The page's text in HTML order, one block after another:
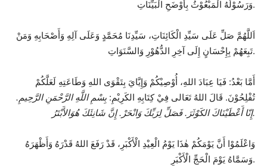
وَرَسُوْلُهُ الْمَبْعُوْثُ بِأَوْضَحِ الْبَيِّنَاتِ.
اَللَّهُمَّ صَلِّ عَلَى سَيِّدِ الْكَائِنَاتِ، سَيِّدِنَا مُحَمَّدٍ وَعَلَى آلِهِ وَأَصْحَابِهِ وَمَنْ
تَبِعَهُمْ بِإِحْسَانٍ إِلَى آخِرِ الدُّهُوْرِ وَالسَّنَوَاتِ.
أَمَّا بَعْدُ: فَيَا عِبَادَ اللهِ، أُوْصِيْكُمْ وَإِيَّايَ بِتَقْوَى اللهِ وَطَاعَتِهِ لَعَلَّكُمْ
تُفْلِحُوْنَ. قَالَ اللهُ تَعَالى فِيْ كِتَابِهِ الكَرِيْمِ: بِسْمِ اللَّهِ الرَّحْمَنِ الرَّحِيمِ.
إِنّا أَعْطَيْنَاكَ الكَوْثَرَ. فَصَلِّ لِرَبِّكَ وَانْحَرْ. إِنَّ شَانِئَكَ هُوَالأَبْتَرُ.
وَاعْلَمُوْا أَنَّ يَوْمَكُمْ هٰذَا يَوْمُ الْعِيْدِ الْأَكْبَرِ، قَدْ رَفَعَ اللهُ قَدْرَهُ وَأَظْهَرَهُ
وَسَمَّاهُ يَوْمَ الْحَجِّ الْأَكْبَرِ.